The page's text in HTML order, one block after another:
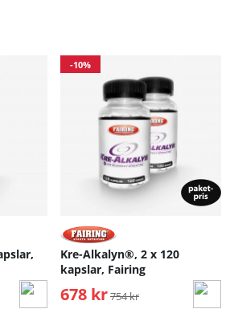
som ofta hänvisar till flertalet
lätt med Ultimate Creatine
-10%
Kre-Alkalyn®, 2 x 120
kapslar, Fairing
678 krOrdinarie pris:
754 kr